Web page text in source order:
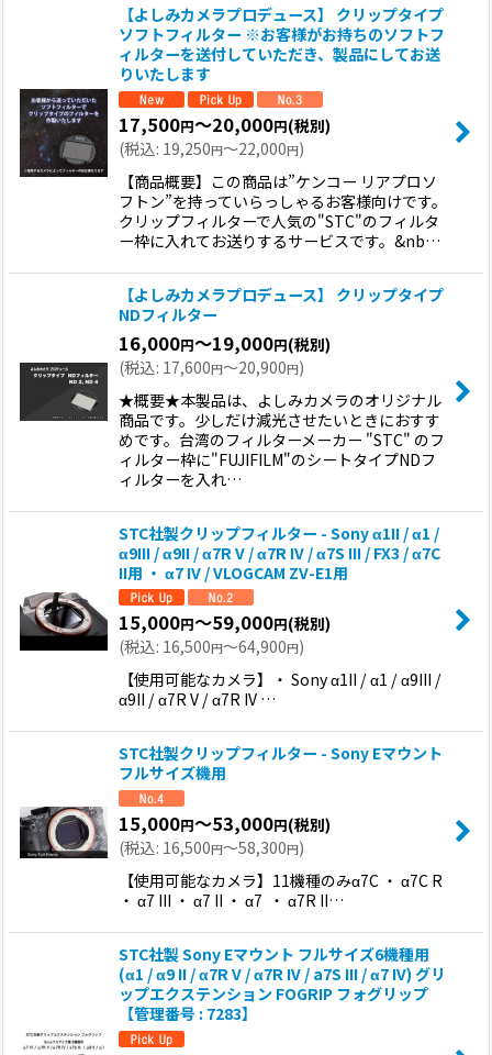
【よしみカメラプロデュース】 クリップタイプ
ソフトフィルター ※お客様がお持ちのソフトフ
ィルターを送付していただき、製品にしてお送
りいたします
17,500円～20,000円(税別)
(税込: 19,250円～22,000円)
【商品概要】この商品は”ケンコー リアプロソ
フトン”を持っていらっしゃるお客様向けです。
クリップフィルターで人気の"STC"のフィルタ
ー枠に入れてお送りするサービスです。&nb…
【よしみカメラプロデュース】 クリップタイプ
NDフィルター
16,000円～19,000円(税別)
(税込: 17,600円～20,900円)
★概要★本製品は、よしみカメラのオリジナル
商品です。少しだけ減光させたいときにおすす
めです。台湾のフィルターメーカー "STC" のフ
ィルター枠に"FUJIFILM"のシートタイプNDフ
ィルターを入れ…
STC社製クリップフィルター - Sony α1II / α1 /
α9III / α9II / α7R V / α7R IV / α7S III / FX3 / α7C
II用 ・ α7 IV / VLOGCAM ZV-E1用
15,000円～59,000円(税別)
(税込: 16,500円～64,900円)
【使用可能なカメラ】・ Sony α1II / α1 / α9III /
α9II / α7R V / α7R IV …
STC社製クリップフィルター - Sony Eマウント
フルサイズ機用
15,000円～53,000円(税別)
(税込: 16,500円～58,300円)
【使用可能なカメラ】11機種のみα7C ・ α7C R
・ α7 III ・ α7 II ・ α7 ・ α7R II…
STC社製 Sony Eマウント フルサイズ6機種用
(α1 / α9 II / α7R V / α7R IV / a7S III / α7 IV) グリ
ップエクステンション FOGRIP フォグリップ
【管理番号 : 7283】